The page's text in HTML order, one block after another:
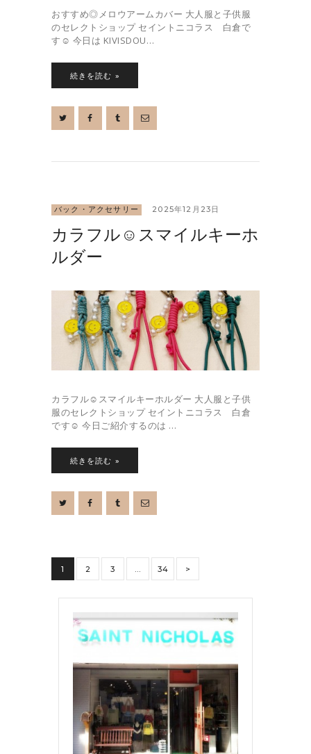
おすすめ◎メロウアームカバー 大人服と子供服
のセレクトショップ セイントニコラス 白倉で
す☺︎ 今日は KIVISDOU…
続きを読む »
バック・アクセサリー 2025年12月23日
カラフル☺︎スマイルキーホ
ルダー
カラフル☺︎スマイルキーホルダー 大人服と子供
服のセレクトショップ セイントニコラス 白倉
です☺︎ 今日ご紹介するのは …
続きを読む »
投
稿
の
PAGE
1 PAGE
2 PAGE
3 … PAGE
34 >